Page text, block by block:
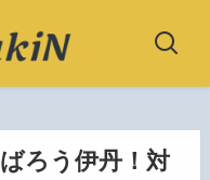
ろう伊丹！対